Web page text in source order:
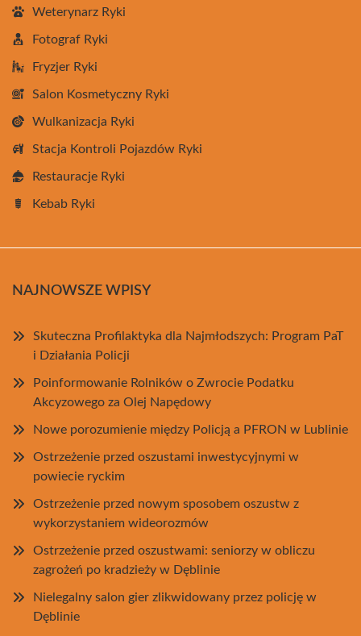
Weterynarz Ryki
Fotograf Ryki
Fryzjer Ryki
Salon Kosmetyczny Ryki
Wulkanizacja Ryki
Stacja Kontroli Pojazdów Ryki
Restauracje Ryki
Kebab Ryki
NAJNOWSZE WPISY
Skuteczna Profilaktyka dla Najmłodszych: Program PaT
i Działania Policji
Poinformowanie Rolników o Zwrocie Podatku
Akcyzowego za Olej Napędowy
Nowe porozumienie między Policją a PFRON w Lublinie
Ostrzeżenie przed oszustami inwestycyjnymi w
powiecie ryckim
Ostrzeżenie przed nowym sposobem oszustw z
wykorzystaniem wideorozmów
Ostrzeżenie przed oszustwami: seniorzy w obliczu
zagrożeń po kradzieży w Dęblinie
Nielegalny salon gier zlikwidowany przez policję w
Dęblinie